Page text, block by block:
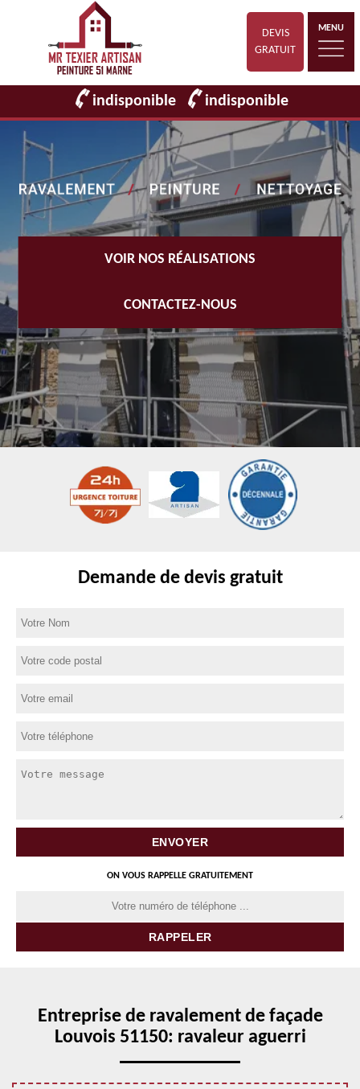
DEVIS
GRATUIT
MENU
indisponible indisponible
VOIR NOS RÉALISATIONS
CONTACTEZ-NOUS
Demande de devis gratuit
ON VOUS RAPPELLE GRATUITEMENT
Entreprise de ravalement de façade
Louvois 51150: ravaleur aguerri